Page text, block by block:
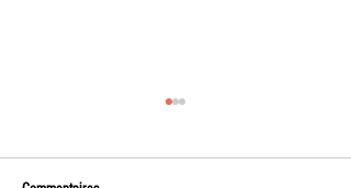
🌱 Vente à la ferme – Vendredi soir